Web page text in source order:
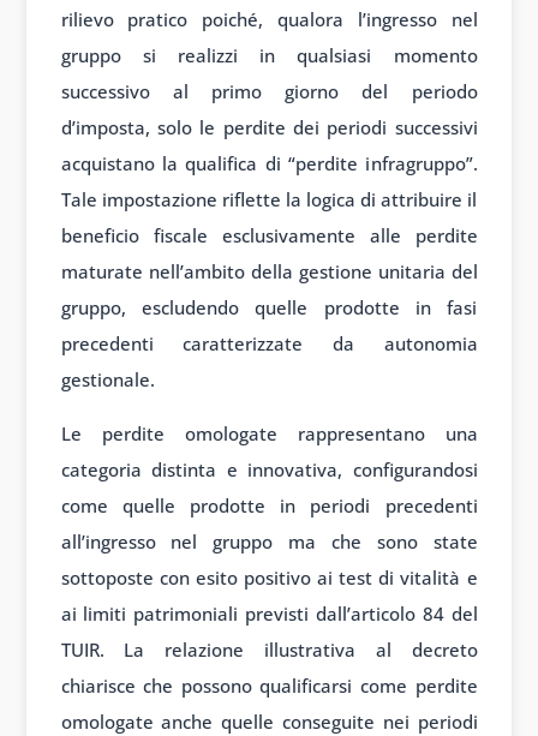
rilievo pratico poiché, qualora l’ingresso nel
gruppo si realizzi in qualsiasi momento
successivo al primo giorno del periodo
d’imposta, solo le perdite dei periodi successivi
acquistano la qualifica di “perdite infragruppo”.
Tale impostazione riflette la logica di attribuire il
beneficio fiscale esclusivamente alle perdite
maturate nell’ambito della gestione unitaria del
gruppo, escludendo quelle prodotte in fasi
precedenti caratterizzate da autonomia
gestionale.
Le perdite omologate rappresentano una
categoria distinta e innovativa, configurandosi
come quelle prodotte in periodi precedenti
all’ingresso nel gruppo ma che sono state
sottoposte con esito positivo ai test di vitalità e
ai limiti patrimoniali previsti dall’articolo 84 del
TUIR. La relazione illustrativa al decreto
chiarisce che possono qualificarsi come perdite
omologate anche quelle conseguite nei periodi